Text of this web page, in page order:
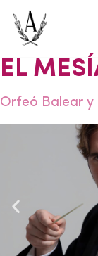
Skip
to
content
EL
Orfeó Balear y